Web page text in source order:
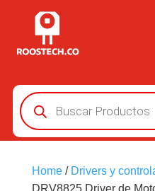
Búsqueda
de
productos
Home/ Drivers y
DRV8825 Driver de